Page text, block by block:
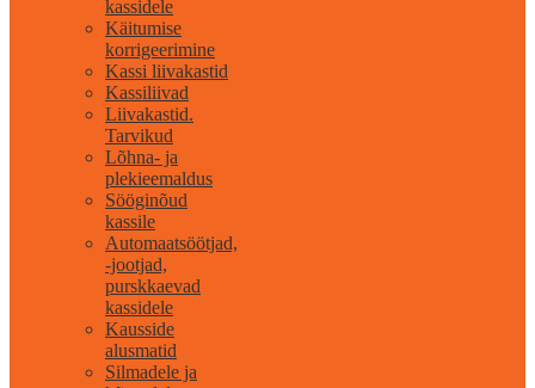
kassidele
Käitumise
korrigeerimine
Kassi liivakastid
Kassiliivad
Liivakastid.
Tarvikud
Lõhna- ja
plekieemaldus
Sööginõud
kassile
Automaatsöötjad,
-jootjad,
purskkaevad
kassidele
Kausside
alusmatid
Silmadele ja